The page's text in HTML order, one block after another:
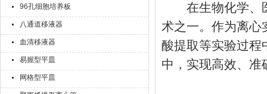
96孔细胞培养板
八通道移液器
血清移液器
易握型平皿
网格型平皿
在生物化学、医
术之一。作为离心
酸提取等实验过程
中，实现高效、准